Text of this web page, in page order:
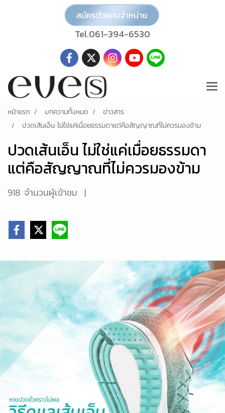
Tel.061-394-6530
หน้าแรก บทความทั้งหมด
ข่าวสาร
ปวดเส้นเอ็น ไม่ใช่แค่เมื่อยธรรมดาแต่คือสัญญาณที่ไม่ควรมองข้าม
ปวดเส้นเอ็น ไม่ใช่แค่เมื่อยธรรมดา
แต่คือสัญญาณที่ไม่ควรมองข้าม
918 จำนวนผู้เข้าชม |